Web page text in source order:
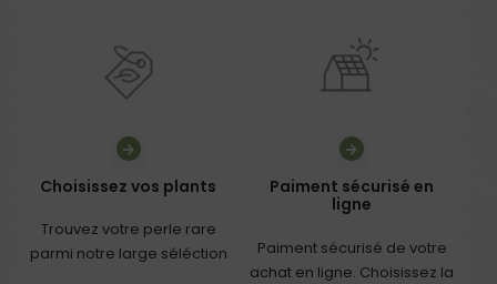
Choisissez vos plants
Trouvez votre perle rare
parmi notre large séléction
Paiment sécurisé en
ligne
Paiment sécurisé de votre
achat en ligne. Choisissez la